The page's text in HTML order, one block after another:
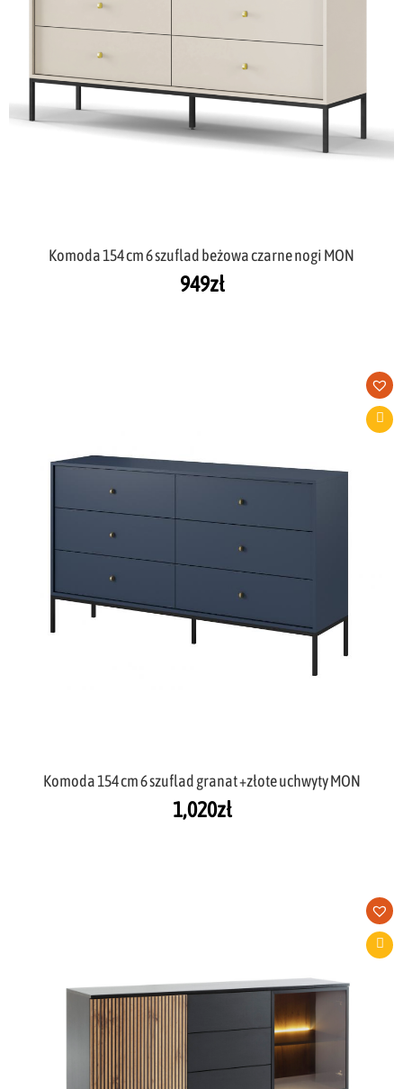
Komoda 154 cm 6 szuflad beżowa czarne nogi MON
949zł
Komoda 154 cm 6 szuflad granat +złote uchwyty MON
1,020zł